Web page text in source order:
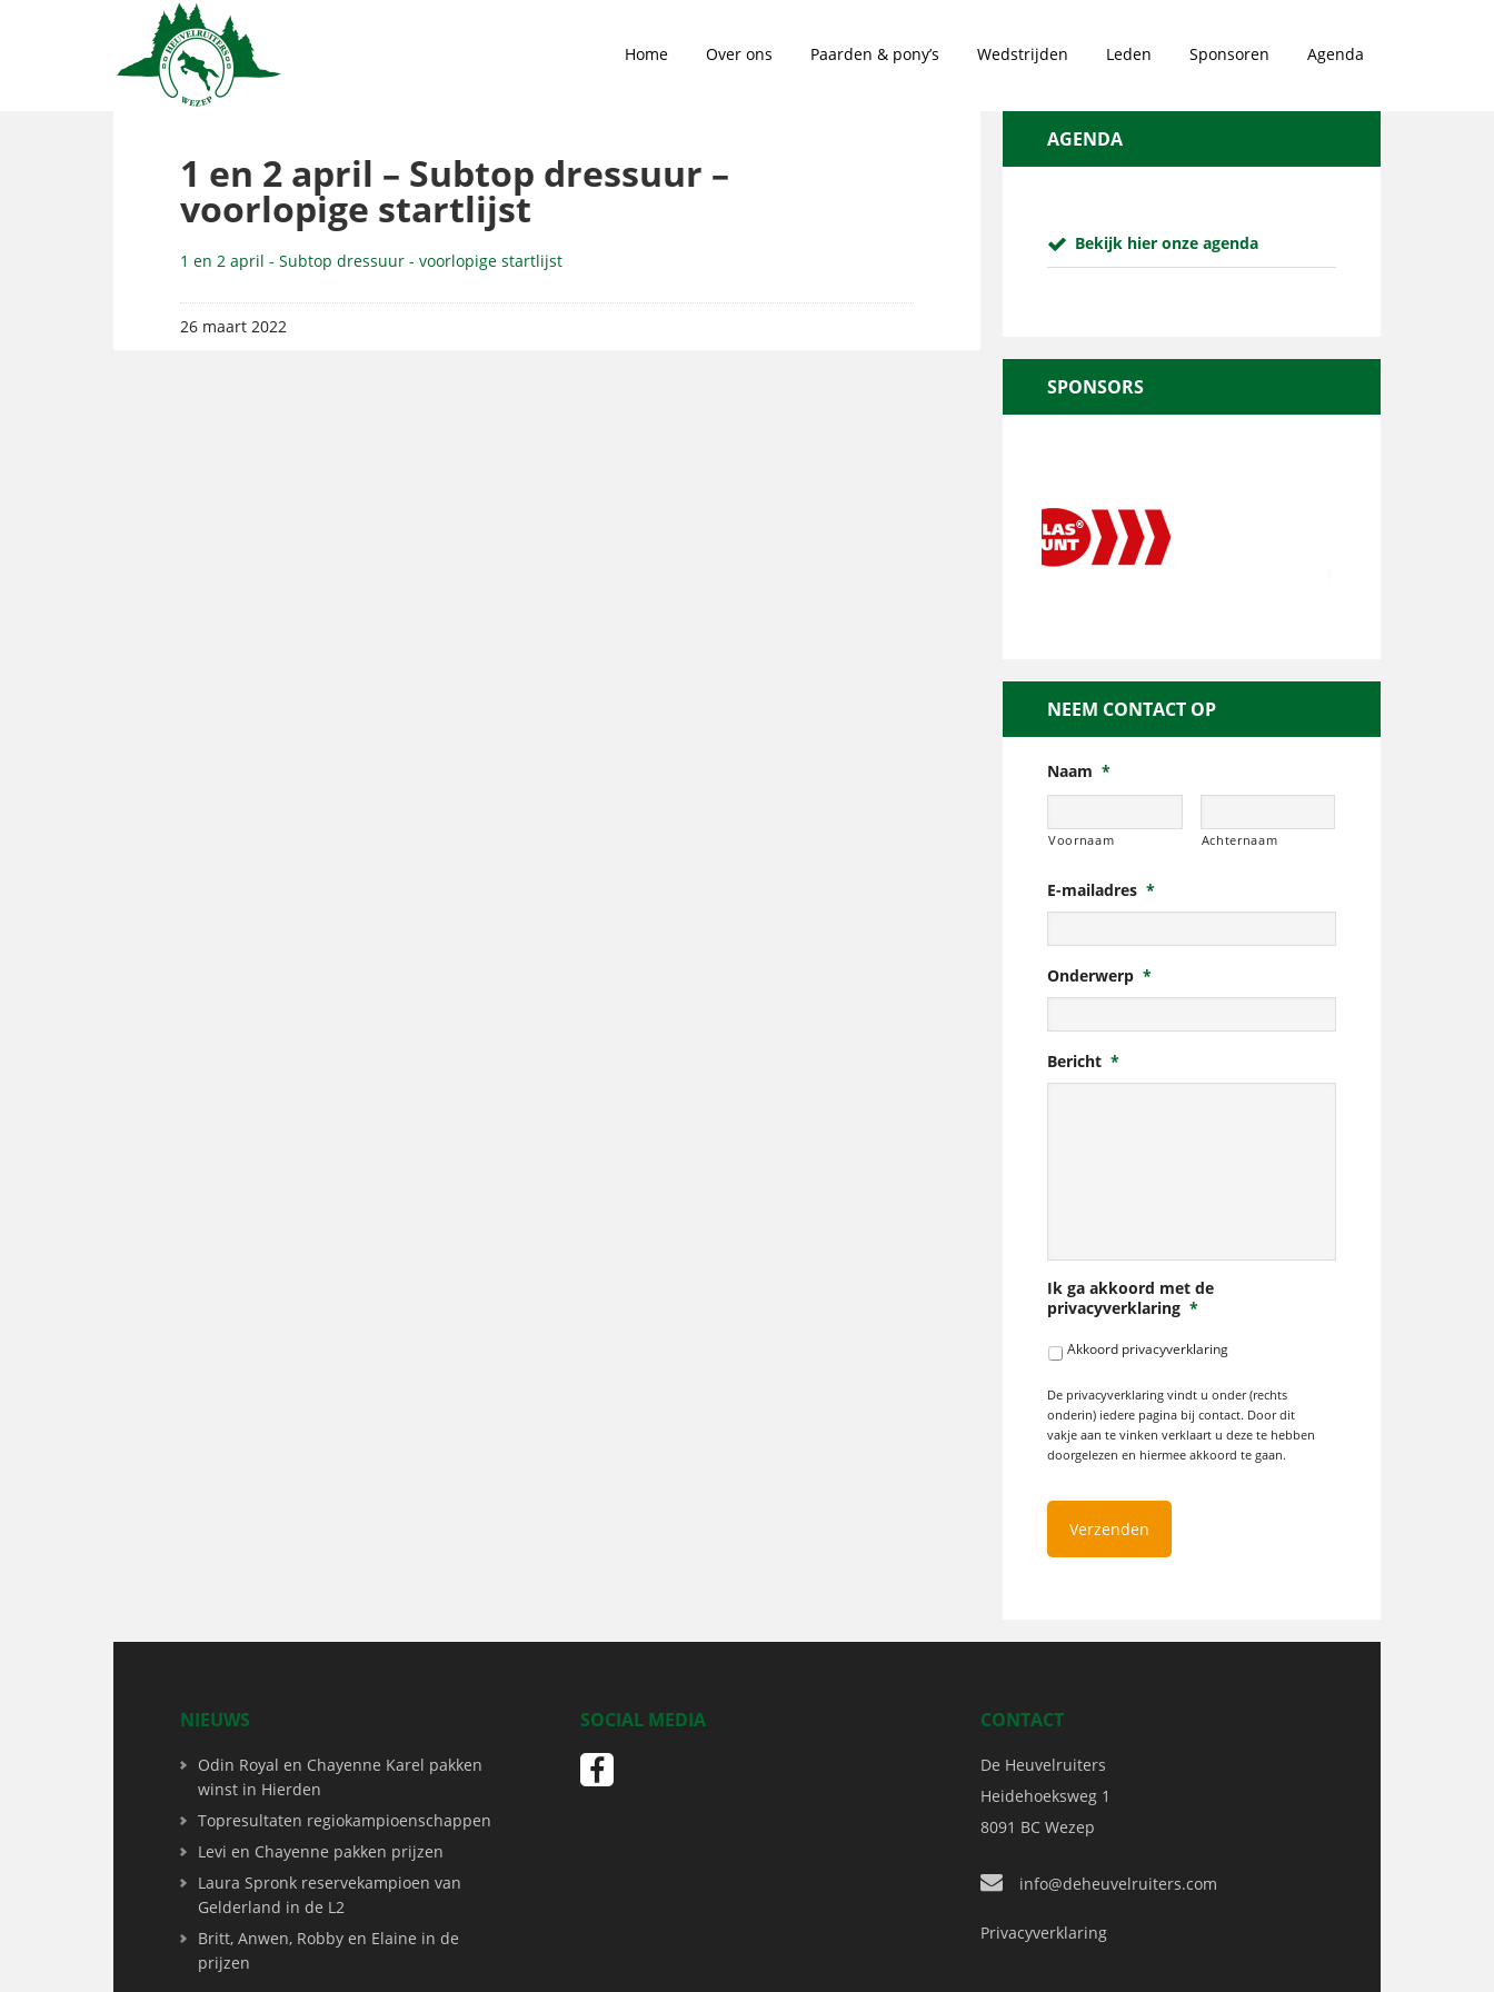
Home Over ons Paarden & pony’s Wedstrijden Leden Sponsoren Agenda
1 en 2 april – Subtop dressuur –
voorlopige startlijst
1 en 2 april - Subtop dressuur - voorlopige startlijst
26 maart 2022
AGENDA
Bekijk hier onze agenda
SPONSORS
NEEM CONTACT OP
Naam *
Voornaam Achternaam
E-mailadres *
Onderwerp *
Bericht *
Ik ga akkoord met de
privacyverklaring *
Akkoord privacyverklaring
De privacyverklaring vindt u onder (rechts
onderin) iedere pagina bij contact. Door dit
vakje aan te vinken verklaart u deze te hebben
doorgelezen en hiermee akkoord te gaan.
NIEUWS
Odin Royal en Chayenne Karel pakken
winst in Hierden
Topresultaten regiokampioenschappen
Levi en Chayenne pakken prijzen
Laura Spronk reservekampioen van
Gelderland in de L2
Britt, Anwen, Robby en Elaine in de
prijzen
SOCIAL MEDIA CONTACT
De Heuvelruiters
Heidehoeksweg 1
8091 BC Wezep
info@deheuvelruiters.com
Privacyverklaring